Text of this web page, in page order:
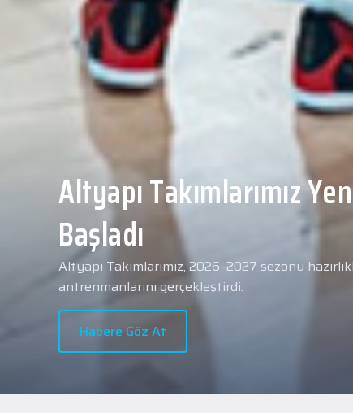
Yeni transferimiz Collin
Merkezi Hastanesi'nde
geçti.
2026 - 2027 sezonu öncesindeki transfer
transferlerimizden Collin Malcolm, bugün
Hastanesi'nde kapsamlı sağlık kontrollerinden
Habere Göz At